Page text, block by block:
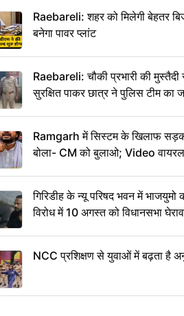
Raebareli: शहर को मिलेगी बेहतर
बनेगा पावर प्लांट
Raebareli: चौकी प्रभारी की
सुरक्षित पाकर छात्र ने पुलिस टीम का
Ramgarh में सिस्टम के खिलाफ सड़क
बोला- CM को बुलाओ; Video वायरल
गिरिडीह के न्यू परिषद भवन में
विरोध में 10 अगस्त को विधानसभा
NCC प्रशिक्षण से युवाओं में बढ़ता है